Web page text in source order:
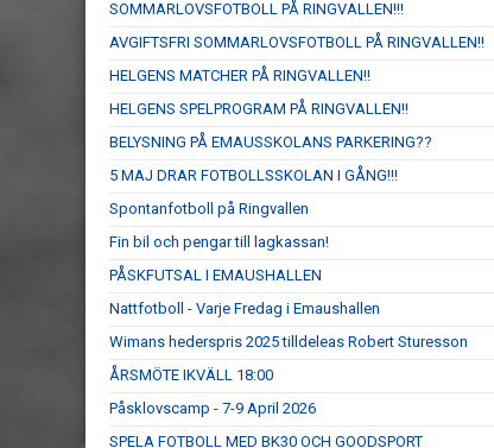
SOMMARLOVSFOTBOLL PÅ RINGVALLEN!!!
AVGIFTSFRI SOMMARLOVSFOTBOLL PÅ RINGVALLEN!!
HELGENS MATCHER PÅ RINGVALLEN!!
HELGENS SPELPROGRAM PÅ RINGVALLEN!!
BELYSNING PÅ EMAUSSKOLANS PARKERING??
5 MAJ DRAR FOTBOLLSSKOLAN I GÅNG!!!
Spontanfotboll på Ringvallen
Fin bil och pengar till lagkassan!
PÅSKFUTSAL I EMAUSHALLEN
Nattfotboll - Varje Fredag i Emaushallen
Wimans hederspris 2025 tilldeleas Robert Sturesson
ÅRSMÖTE IKVÄLL 18:00
Påsklovscamp - 7-9 April 2026
SPELA FOTBOLL MED BK30 OCH GOODSPORT